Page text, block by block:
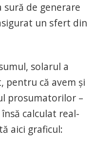
de generare
un sfert din
solarul a
pentru că avem și
prosumatorilor –
calculat real-
aici graficul: